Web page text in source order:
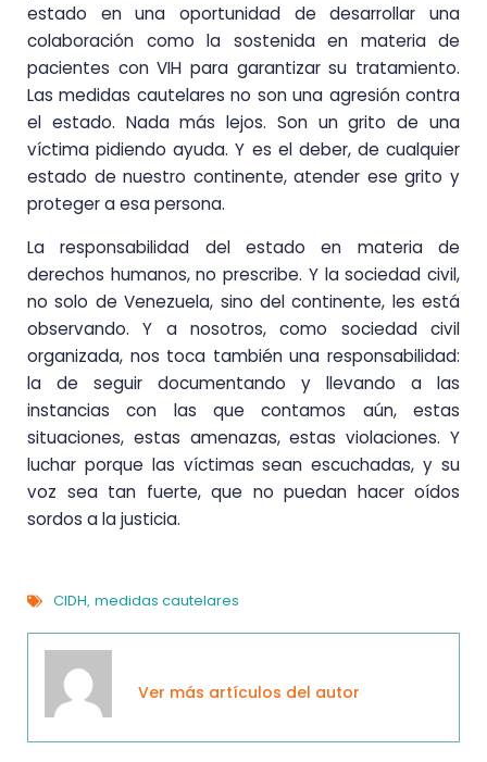
estado en una oportunidad de desarrollar una
colaboración como la sostenida en materia de
pacientes con VIH para garantizar su tratamiento.
Las medidas cautelares no son una agresión contra
el estado. Nada más lejos. Son un grito de una
víctima pidiendo ayuda. Y es el deber, de cualquier
estado de nuestro continente, atender ese grito y
proteger a esa persona.
La responsabilidad del estado en materia de
derechos humanos, no prescribe. Y la sociedad civil,
no solo de Venezuela, sino del continente, les está
observando. Y a nosotros, como sociedad civil
organizada, nos toca también una responsabilidad:
la de seguir documentando y llevando a las
instancias con las que contamos aún, estas
situaciones, estas amenazas, estas violaciones. Y
luchar porque las víctimas sean escuchadas, y su
voz sea tan fuerte, que no puedan hacer oídos
sordos a la justicia.
CIDH, medidas cautelares
Ver más artículos del autor